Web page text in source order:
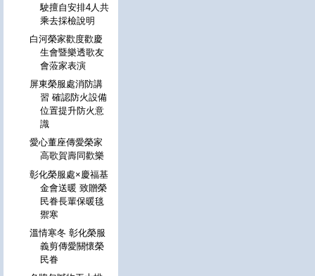
駛擅自安排4人共
乘去採檢說明
白河榮家歡度歡慶
生會暨樂透歌友
會蒞家表演
屏東榮服處消防講
習 確認防火設備
位置提升防火意
識
愛心董座傳愛榮家
高歌賀壽同歡樂
彰化榮服處×慶福基
金會送暖 致贈榮
民眷長輩保暖毯
禦寒
溫情寒冬 彰化榮服
義剪傳愛關懷榮
民眷